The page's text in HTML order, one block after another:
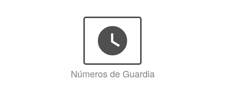
watch_later
Números de Guardia